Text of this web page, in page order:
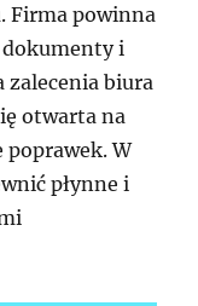
Firma powinna
dokumenty i
zalecenia biura
otwarta na
poprawek. W
płynne i